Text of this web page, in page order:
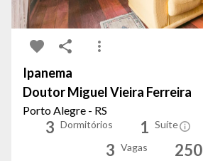
Ipanema
Doutor Miguel Vieira Ferreira
Porto Alegre - RS
3 Dormitórios 1 Suíte
3 Vagas 250